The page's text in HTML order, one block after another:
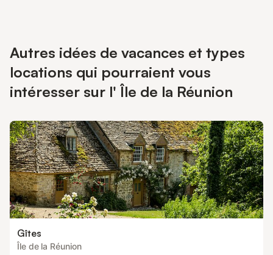
Autres idées de vacances et types
locations qui pourraient vous
intéresser sur l' Île de la Réunion
Gîtes
Île de la Réunion